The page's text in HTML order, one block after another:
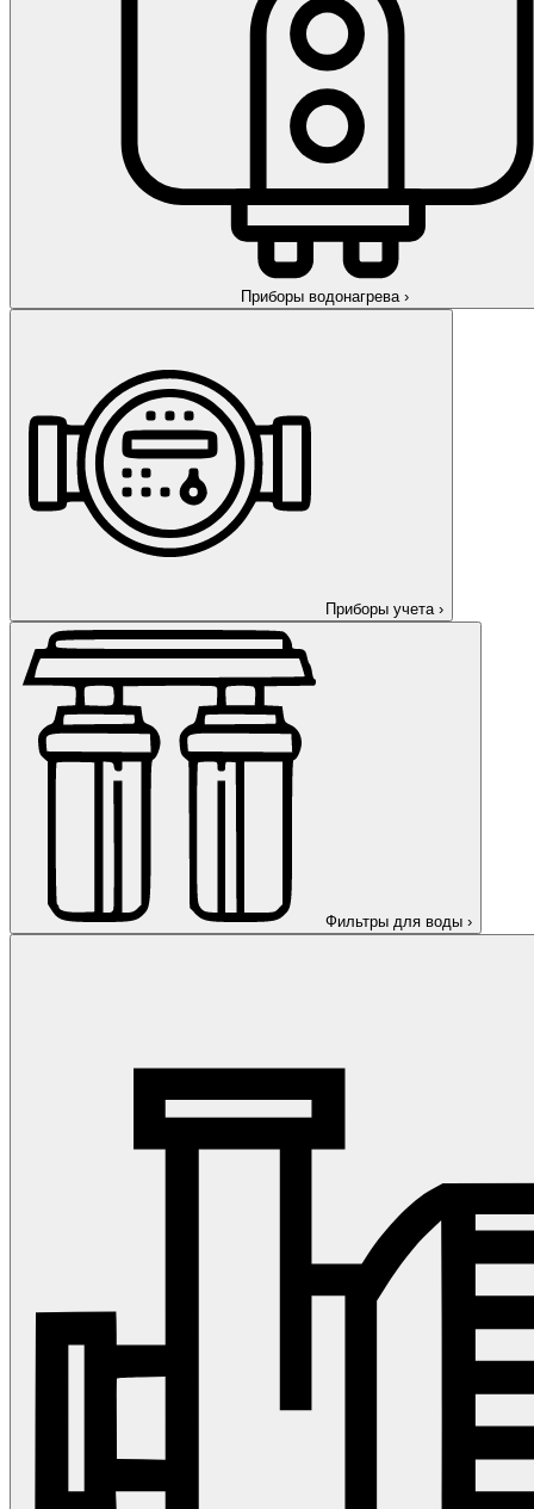
Приборы водонагрева ›
Приборы учета ›
Фильтры для воды ›